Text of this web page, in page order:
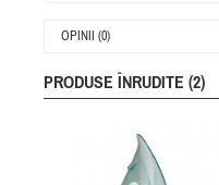
OPINII (0)
PRODUSE ÎNRUDITE (2)